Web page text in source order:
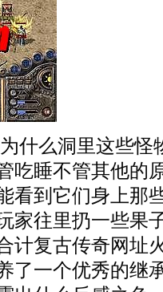
什么洞里这些怪
吃睡不管其他的
看到它们身上那
家往里扔一些果
复古传奇网址
了一个优秀的继